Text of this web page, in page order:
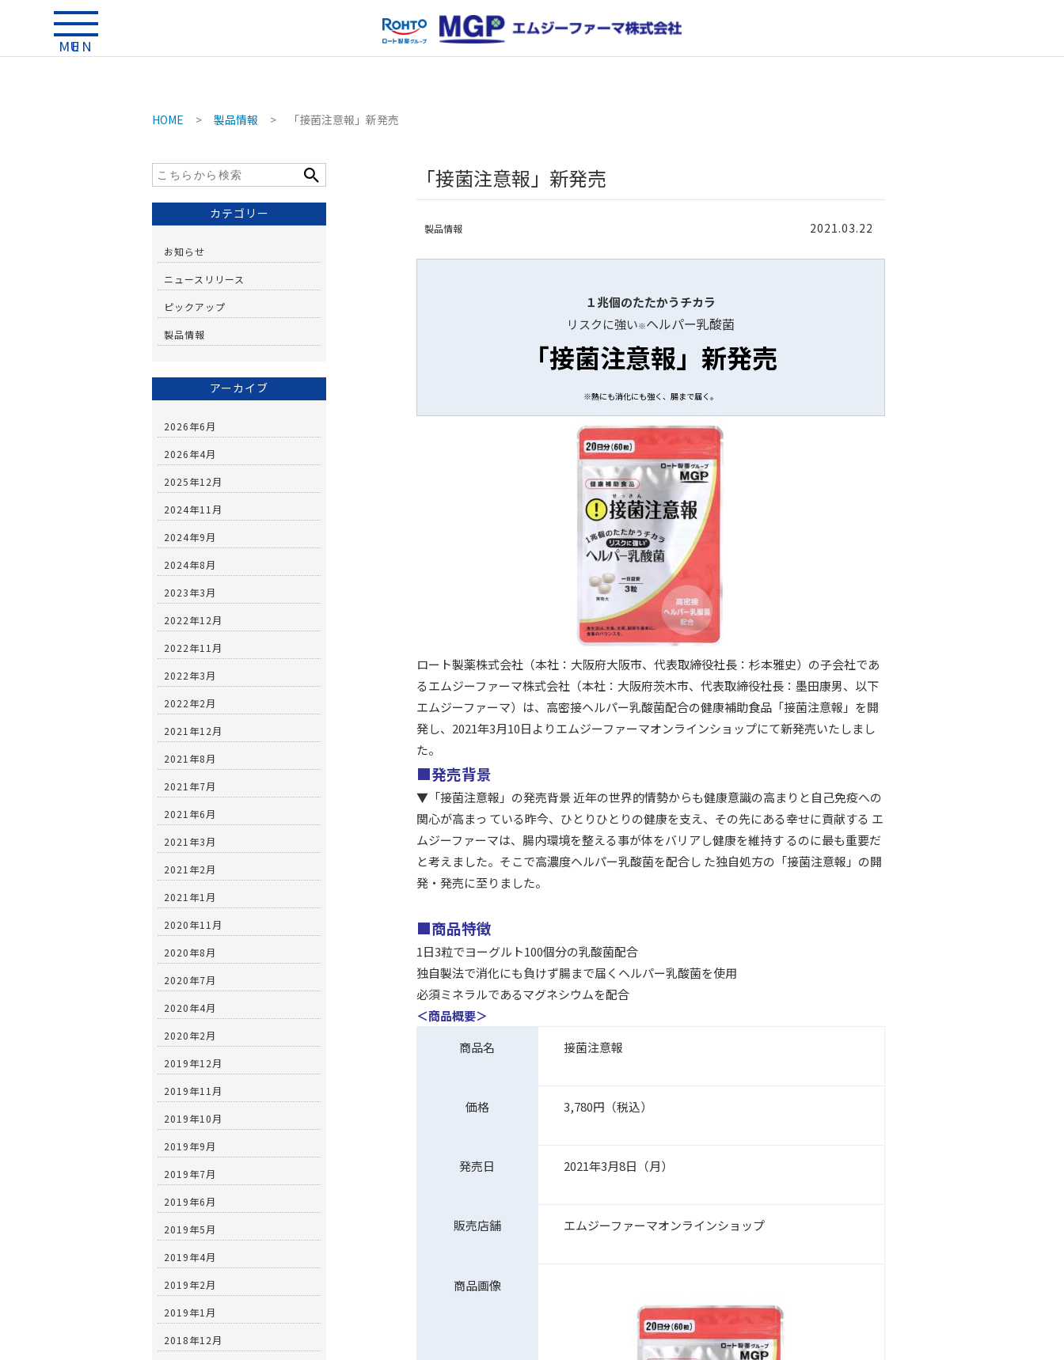
MENU
HOME > 製品情報 > 「接菌注意報」新発売
「接菌注意報」新発売
2021.03.22
製品情報
１兆個のたたかうチカラ
リスクに強い※ヘルパー乳酸菌
「接菌注意報」新発売
※熱にも消化にも強く、腸まで届く。
ロート製薬株式会社（本社：大阪府大阪市、代表取締役社長：杉本雅史）の子会社であ
るエムジーファーマ株式会社（本社：大阪府茨木市、代表取締役社長：墨田康男、以下
エムジーファーマ）は、高密接ヘルパー乳酸菌配合の健康補助食品「接菌注意報」を開
発し、2021年3月10日よりエムジーファーマオンラインショップにて新発売いたしまし
た。
■発売背景
▼「接菌注意報」の発売背景 近年の世界的情勢からも健康意識の高まりと自己免疫への
関心が高まっ ている昨今、ひとりひとりの健康を支え、その先にある幸せに貢献する エ
ムジーファーマは、腸内環境を整える事が体をバリアし健康を維持す るのに最も重要だ
と考えました。そこで高濃度ヘルパー乳酸菌を配合し た独自処方の「接菌注意報」の開
発・発売に至りました。
■商品特徴
1日3粒でヨーグルト100個分の乳酸菌配合
独自製法で消化にも負けず腸まで届くヘルパー乳酸菌を使用
必須ミネラルであるマグネシウムを配合
＜商品概要＞
商品名
接菌注意報
価格 3,780円（税込）
発売日 2021年3月8日（月）
販売店舗 エムジーファーマオンラインショップ
商品画像
カテゴリー
お知らせ
ニュースリリース
ピックアップ
製品情報
アーカイブ
2026年6月
2026年4月
2025年12月
2024年11月
2024年9月
2024年8月
2023年3月
2022年12月
2022年11月
2022年3月
2022年2月
2021年12月
2021年8月
2021年7月
2021年6月
2021年3月
2021年2月
2021年1月
2020年11月
2020年8月
2020年7月
2020年4月
2020年2月
2019年12月
2019年11月
2019年10月
2019年9月
2019年7月
2019年6月
2019年5月
2019年4月
2019年2月
2019年1月
2018年12月